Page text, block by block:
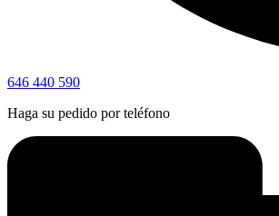
646 440 590
Haga su pedido por teléfono